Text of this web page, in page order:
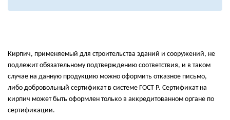
Кирпич, применяемый для строительства зданий и сооружений, не
подлежит обязательному подтверждению соответствия, и в таком
случае на данную продукцию можно оформить отказное письмо,
либо добровольный сертификат в системе ГОСТ Р. Сертификат на
кирпич может быть оформлен только в аккредитованном органе по
сертификации.